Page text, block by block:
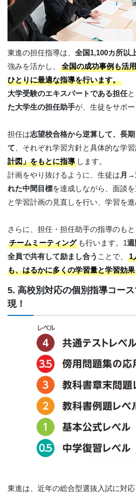
東進の担任指導は、 全国1,100カ所以
強みを活かし、
全国の成功事例も活
ひとりに最適な指導を行います。
大学受験のエキスパートである担任と
た大学生の担任助手が、生徒をサポー
担任は志望校合格から逆算して、長
て 、それぞれ学習方針と具体的な学
計図」をもとに指導 します。
計画をやり抜けるように、生徒は 月→
れた中間目標を達成しながら、面談
と学習計画の見直しを行い、学習を進
さらに、担任・担任助手の指導のも
チームミーティング も行います。1週
全員で共有して励まし合う ことで、
1
も、はるかに多くの学習量と学習効
5. 高校別対応の個別指導コー
現！
東進は、近年の総合型選抜入試に対応